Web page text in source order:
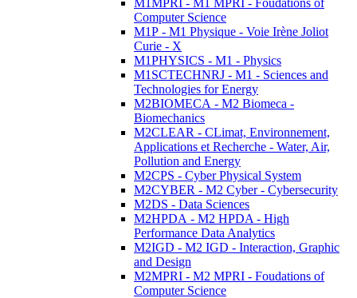
M1MPRI - M1 MPRI - Foudations of
Computer Science
M1P - M1 Physique - Voie Irène Joliot
Curie - X
M1PHYSICS - M1 - Physics
M1SCTECHNRJ - M1 - Sciences and
Technologies for Energy
M2BIOMECA - M2 Biomeca -
Biomechanics
M2CLEAR - CLimat, Environnement,
Applications et Recherche - Water, Air,
Pollution and Energy
M2CPS - Cyber Physical System
M2CYBER - M2 Cyber - Cybersecurity
M2DS - Data Sciences
M2HPDA - M2 HPDA - High
Performance Data Analytics
M2IGD - M2 IGD - Interaction, Graphic
and Design
M2MPRI - M2 MPRI - Foudations of
Computer Science